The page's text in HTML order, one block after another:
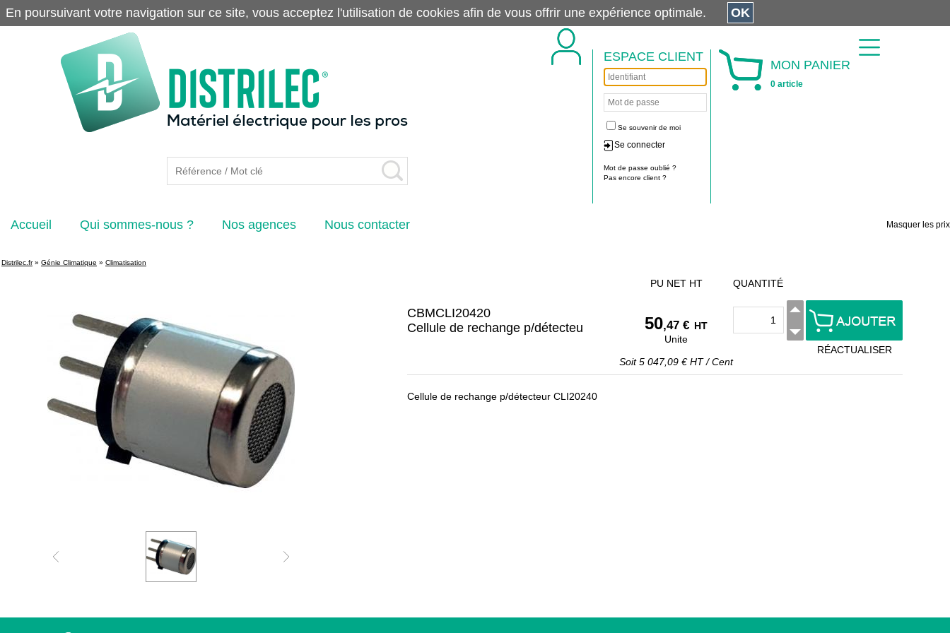
ESPACE CLIENT
Se souvenir de moi
Se connecter
Mot de passe oublié ?
Pas encore client ?
MON PANIER
0 article
Accueil Qui sommes-nous ? Nos agences Nous contacter Masquer les prix
Distrilec.fr» Génie Climatique » Climatisation
CBMCLI20420
Cellule de rechange p/détecteu
PU NET HT
50,47 € HT
Unite
Soit5 047,09 € HT/Cent
QUANTITÉ
RÉACTUALISER
Cellule de rechange p/détecteur CLI20240
En poursuivant votre navigation sur ce site, vous acceptez l'utilisation de cookies afin de vous offrir une expérience optimale. OK